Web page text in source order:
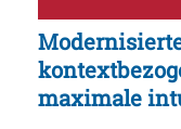
maximale